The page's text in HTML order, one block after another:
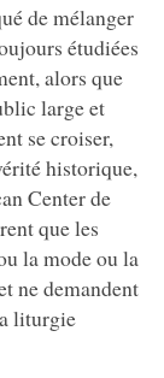
de mélanger
étudiées
alors que
large et
se croiser,
historique,
Center de
que les
la mode ou la
ne demandent
liturgie